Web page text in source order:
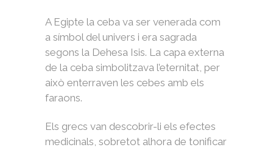
A Egipte la ceba va ser venerada com
a símbol del univers i era sagrada
segons la Dehesa Isis. La capa externa
de la ceba simbolitzava l’eternitat, per
això enterraven les cebes amb els
faraons.
Els grecs van descobrir-li els efectes
medicinals, sobretot alhora de tonificar